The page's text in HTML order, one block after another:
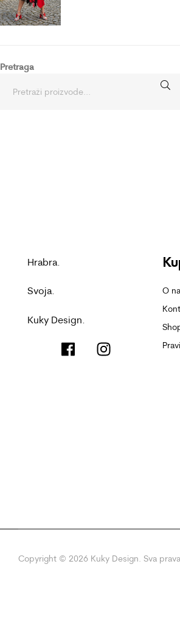
Pretraga
Hrabra.
Svoja.
Kuky Design.
O
Copyright © 2026 Kuky Design. Sva